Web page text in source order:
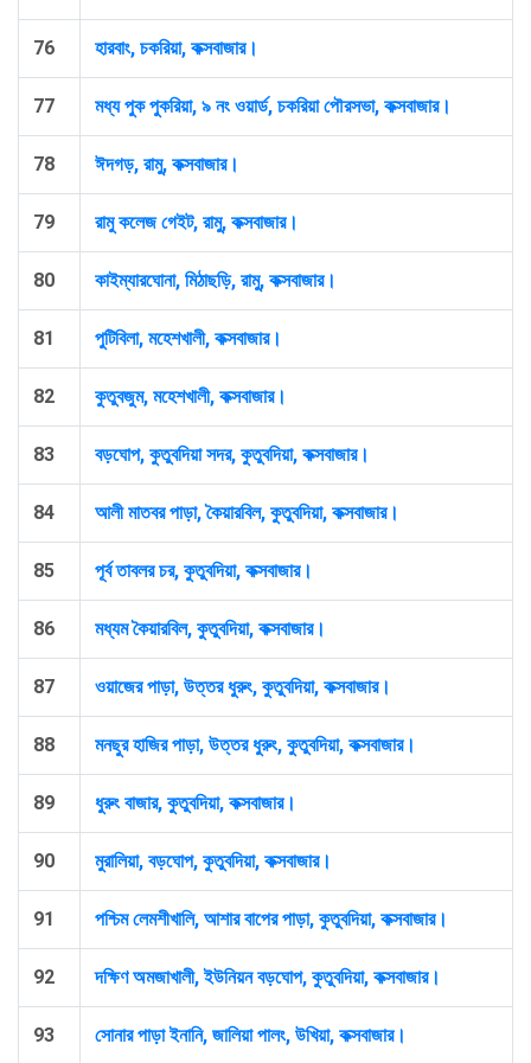
76 হারবাং, চকরিয়া, কক্সবাজার।
77 মধ্য পুক পুকরিয়া, ৯ নং ওয়ার্ড, চকরিয়া পৌরসভা, কক্সবাজার।
78 ঈদগড়, রামু, কক্সবাজার।
79 রামু কলেজ গেইট, রামু, কক্সবাজার।
80 কাইম্যারঘোনা, মিঠাছড়ি, রামু, কক্সবাজার।
81 পুটিবিলা, মহেশখালী, কক্সবাজার।
82 কুতুবজুম, মহেশখালী, কক্সবাজার।
83 বড়ঘোপ, কুতুবদিয়া সদর, কুতুবদিয়া, কক্সবাজার।
84 আলী মাতবর পাড়া, কৈয়ারবিল, কুতুবদিয়া, কক্সবাজার।
85 পূর্ব তাবলর চর, কুতুবদিয়া, কক্সবাজার।
86 মধ্যম কৈয়ারবিল, কুতুবদিয়া, কক্সবাজার।
87 ওয়াজের পাড়া, উত্তর ধুরুং, কুতুবদিয়া, কক্সবাজার।
88 মনছুর হাজির পাড়া, উত্তর ধুরুং, কুতুবদিয়া, কক্সবাজার।
89 ধুরুং বাজার, কুতুবদিয়া, কক্সবাজার।
90 মুরালিয়া, বড়ঘোপ, কুতুবদিয়া, কক্সবাজার।
91 পশ্চিম লেমশীখালি, আশার বাপের পাড়া, কুতুবদিয়া, কক্সবাজার।
92 দক্ষিণ অমজাখালী, ইউনিয়ন বড়ঘোপ, কুতুবদিয়া, কক্সবাজার।
93 সোনার পাড়া ইনানি, জালিয়া পালং, উখিয়া, কক্সবাজার।